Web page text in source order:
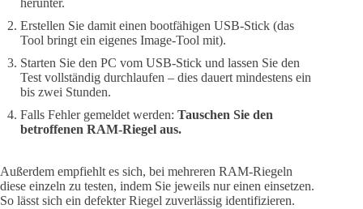
herunter.
Erstellen Sie damit einen bootfähigen USB-Stick (das
Tool bringt ein eigenes Image-Tool mit).
Starten Sie den PC vom USB-Stick und lassen Sie den
Test vollständig durchlaufen – dies dauert mindestens ein
bis zwei Stunden.
Falls Fehler gemeldet werden: Tauschen Sie den
betroffenen RAM-Riegel aus.
Außerdem empfiehlt es sich, bei mehreren RAM-Riegeln
diese einzeln zu testen, indem Sie jeweils nur einen einsetzen.
So lässt sich ein defekter Riegel zuverlässig identifizieren.